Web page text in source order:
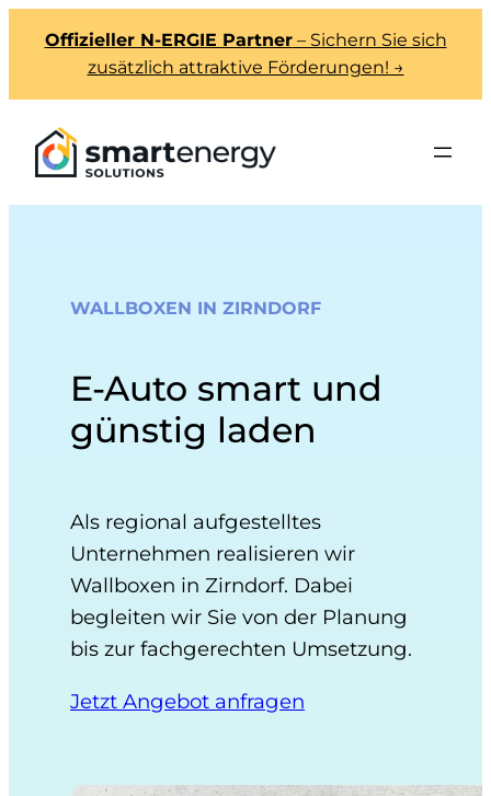
Offizieller N-ERGIE Partner– Sichern Sie sich
zusätzlich attraktive Förderungen! →
WALLBOXEN IN ZIRNDORF
E-Auto smart und
günstig laden
Als regional aufgestelltes
Unternehmen realisieren wir
Wallboxen in Zirndorf. Dabei
begleiten wir Sie von der Planung
bis zur fachgerechten Umsetzung.
Jetzt Angebot anfragen